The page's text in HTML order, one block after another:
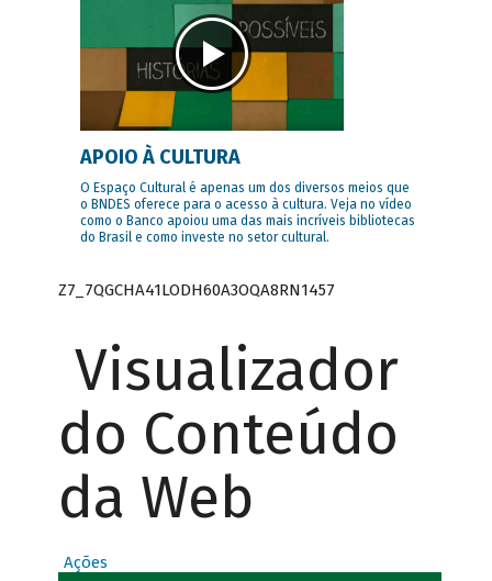
APOIO À CULTURA
O Espaço Cultural é apenas um dos diversos meios que
o BNDES oferece para o acesso à cultura. Veja no vídeo
como o Banco apoiou uma das mais incríveis bibliotecas
do Brasil e como investe no setor cultural.
Z7_7QGCHA41LODH60A3OQA8RN1457
Visualizador
do Conteúdo
da Web
Ações